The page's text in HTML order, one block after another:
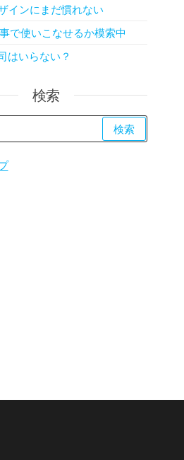
インにまだ慣れない
で使いこなせるか模索中
はいらない？
検索